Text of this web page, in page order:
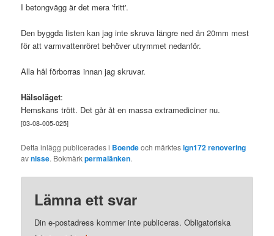
I betongvägg är det mera 'fritt'.
Den byggda listen kan jag inte skruva längre ned än 20mm mest
för att varmvattenröret behöver utrymmet nedanför.
Alla hål förborras innan jag skruvar.
Hälsoläget:
Hemskans trött. Det går åt en massa extramediciner nu.
[03-08-005-025]
Detta inlägg publicerades i Boendeoch märkteslgn172 renovering
avnisse. Bokmärkpermalänken.
Lämna ett svar
Din e-postadress kommer inte publiceras. Obligatoriska